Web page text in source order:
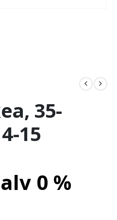
35-
15
0 %